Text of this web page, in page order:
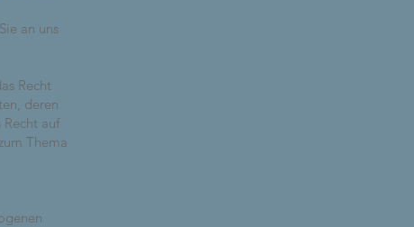
an uns
Recht
deren
auf
Thema